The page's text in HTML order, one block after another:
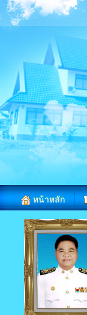
หน้าหลัก